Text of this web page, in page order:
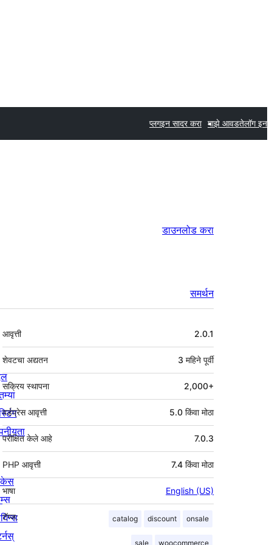
प्लगइन सादर करा माझे आवडतेलॉग इन
डाउनलोड करा
समर्थन
मेटा
आवृत्ती 2.0.1
शेवटचा अद्यतन 3 महिने पूर्वी
सक्रिय स्थापना 2,000+
वर्डप्रेस आवृत्ती 5.0 किंवा मोठा
परीक्षित केले आहे 7.0.3
PHP आवृत्ती 7.4 किंवा मोठा
भाषा English (US)
टॅग्ज: catalog discount onsale
sale woocommerce